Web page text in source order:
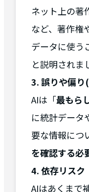
ネット上の著
など、著作権
データに使う
と説明されま
3. 誤りや偏り
AIは「最もら
に統計データ
要な情報につ
を確認する必
4. 依存リスク
AIはあくまで